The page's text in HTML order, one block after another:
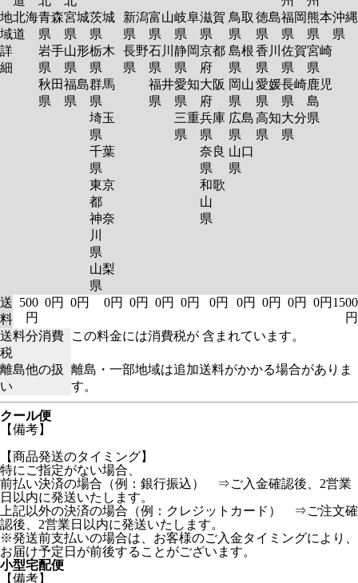
地
域
詳
細
北海
道
青森
県
岩手
県
秋田
県
宮城
県
山形
県
福島
県
茨城
県
栃木
県
群馬
県
埼玉
県
千葉
県
東京
都
神奈
川
県
山梨
県
新潟
県
長野
県
富山
県
石川
県
福井
県
岐阜
県
静岡
県
愛知
県
三重
県
滋賀
県
京都
府
大阪
府
兵庫
県
奈良
県
和歌
山
県
鳥取
県
島根
県
岡山
県
広島
県
山口
県
徳島
県
香川
県
愛媛
県
高知
県
福岡
県
佐賀
県
長崎
県
大分
県
熊本
県
宮崎
県
鹿児
島
県
沖縄
県
送
料
500
円
0円 0円 0円 0円 0円 0円 0円 0円 0円 0円 0円 1500
円
送料分消費
税
この料金には消費税が 含まれています。
離島他の扱
い
離島・一部地域は追加送料がかかる場合がありま
す。
クール便
【備考】
【商品発送のタイミング】
特にご指定がない場合、
前払い決済の場合（例：銀行振込） ⇒ご入金確認後、2営業
日以内に発送いたします。
上記以外の決済の場合（例：クレジットカード） ⇒ご注文確
認後、2営業日以内に発送いたします。
※発送前支払いの場合は、お客様のご入金タイミングにより、
お届け予定日が前後することがございます。
小型宅配便
【備考】